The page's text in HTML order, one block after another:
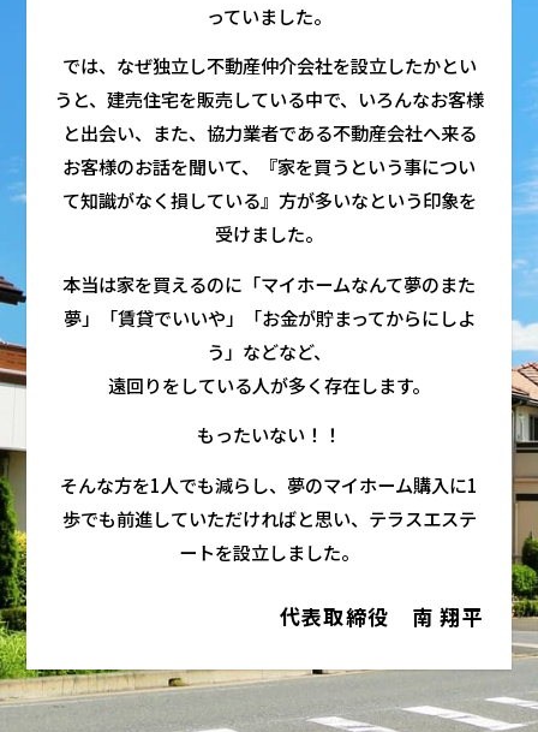
っていました。
では、なぜ独立し不動産仲介会社を設立したかとい
うと、建売住宅を販売している中で、 いろんなお客様
と出会い、また、協力業者である不動産会社へ来る
お客様のお話を聞いて、
『家を買うという事につい
て知識がなく損している』方が多いなという印象を
受けました。
本当は家を買えるのに「マイホームなんて夢のまた
夢」「賃貸でいいや」「お金が貯まってからにしよ
う」などなど、
遠回りをしている人が多く存在します。
もったいない！！
そんな方を1人でも減らし、夢のマイホーム購入に1
歩でも前進していただければと思い、テラスエステ
ートを設立しました。
代表取締役 南 翔平